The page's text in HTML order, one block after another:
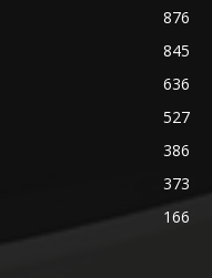
876
845
636
527
386
373
166